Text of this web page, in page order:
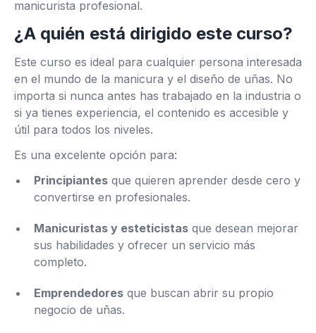
manicurista profesional.
¿A quién está dirigido este curso?
Este curso es ideal para cualquier persona interesada
en el mundo de la manicura y el diseño de uñas. No
importa si nunca antes has trabajado en la industria o
si ya tienes experiencia, el contenido es accesible y
útil para todos los niveles.
Es una excelente opción para:
Principiantes que quieren aprender desde cero y
convertirse en profesionales.
Manicuristas y esteticistas que desean mejorar
sus habilidades y ofrecer un servicio más
completo.
Emprendedores que buscan abrir su propio
negocio de uñas.